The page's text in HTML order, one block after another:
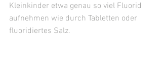
Kleinkinder etwa genau so viel Fluorid
aufnehmen wie durch Tabletten oder
fluoridiertes Salz.